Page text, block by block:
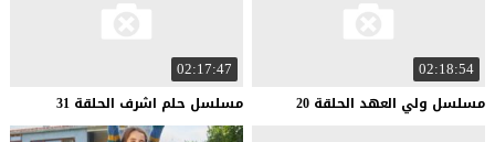
02:18:54
مسلسل ولي العهد الحلقة 20
02:17:47
مسلسل حلم اشرف الحلقة 31